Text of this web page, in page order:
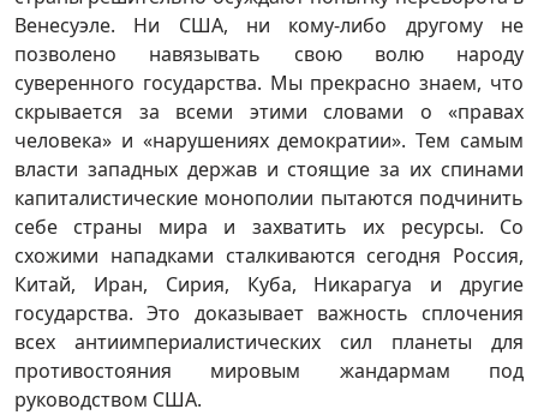
Венесуэле. Ни США, ни кому-либо другому не
позволено навязывать свою волю народу
суверенного государства. Мы прекрасно знаем, что
скрывается за всеми этими словами о «правах
человека» и «нарушениях демократии». Тем самым
власти западных держав и стоящие за их спинами
капиталистические монополии пытаются подчинить
себе страны мира и захватить их ресурсы. Со
схожими нападками сталкиваются сегодня Россия,
Китай, Иран, Сирия, Куба, Никарагуа и другие
государства. Это доказывает важность сплочения
всех антиимпериалистических сил планеты для
противостояния мировым жандармам под
руководством США.